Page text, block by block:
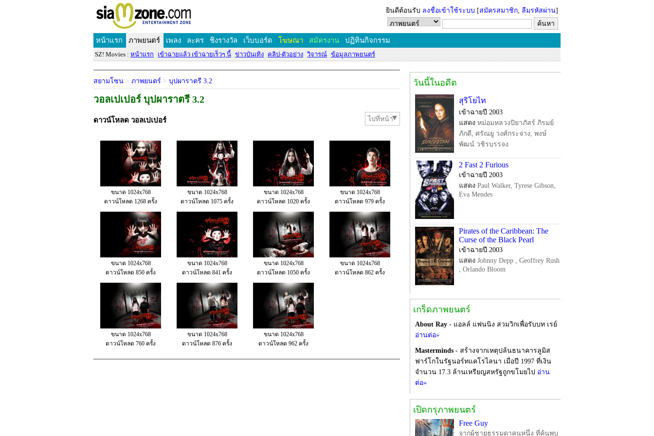
ยินดีต้อนรับ ลงชื่อเข้าใช้ระบบ [สมัครสมาชิก, ลืมรหัสผ่าน]
หน้าแรก ภาพยนตร์ เพลง ละคร ชิงรางวัล เว็บบอร์ด โฆษณา สมัครงาน ปฏิทินกิจกรรม
SZ! Movies : หน้าแรก เข้าฉายแล้ว เข้าฉายเร็วๆ นี้ ข่าวบันเทิง คลิป-ตัวอย่าง วิจารณ์ ข้อมูลภาพยนตร์
สยามโซน > ภาพยนตร์ > บุปผาราตรี 3.2
วอลเปเปอร์ บุปผาราตรี 3.2
ดาวน์โหลด วอลเปเปอร์ ไปที่หน้า
ขนาด 1024x768
ดาวน์โหลด 1268 ครั้ง
ขนาด 1024x768
ดาวน์โหลด 1075 ครั้ง
ขนาด 1024x768
ดาวน์โหลด 1020 ครั้ง
ขนาด 1024x768
ดาวน์โหลด 979 ครั้ง
ขนาด 1024x768
ดาวน์โหลด 850 ครั้ง
ขนาด 1024x768
ดาวน์โหลด 841 ครั้ง
ขนาด 1024x768
ดาวน์โหลด 1050 ครั้ง
ขนาด 1024x768
ดาวน์โหลด 862 ครั้ง
ขนาด 1024x768
ดาวน์โหลด 760 ครั้ง
ขนาด 1024x768
ดาวน์โหลด 876 ครั้ง
ขนาด 1024x768
ดาวน์โหลด 962 ครั้ง
วันนี้ในอดีต
สุริโยไท
เข้าฉายปี 2003
แสดง หม่อมหลวงปิยาภัสร์ ภิรมย์
ภักดี, ศรัณยู วงศ์กระจ่าง, พงษ์
พัฒน์ วชิรบรรจง
2 Fast 2 Furious
เข้าฉายปี 2003
แสดง Paul Walker, Tyrese Gibson,
Eva Mendes
Pirates of the Caribbean: The
Curse of the Black Pearl
เข้าฉายปี 2003
แสดง Johnny Depp , Geoffrey Rush
, Orlando Bloom
เกร็ดภาพยนตร์
About Ray - แอลล์ แฟนนิง สวมวิกเพื่อรับบท เรย์
อ่านต่อ»
Masterminds - สร้างจากเหตุปล้นธนาคารลูมิส
ฟาร์โกในรัฐนอร์ทแคโรไลนา เมื่อปี 1997 ที่เงิน
จำนวน 17.3 ล้านเหรียญสหรัฐถูกขโมยไป อ่าน
ต่อ»
เปิดกรุภาพยนตร์
Free Guy
จากผู้ชายธรรมดาคนหนึ่ง ที่ค้นพบ